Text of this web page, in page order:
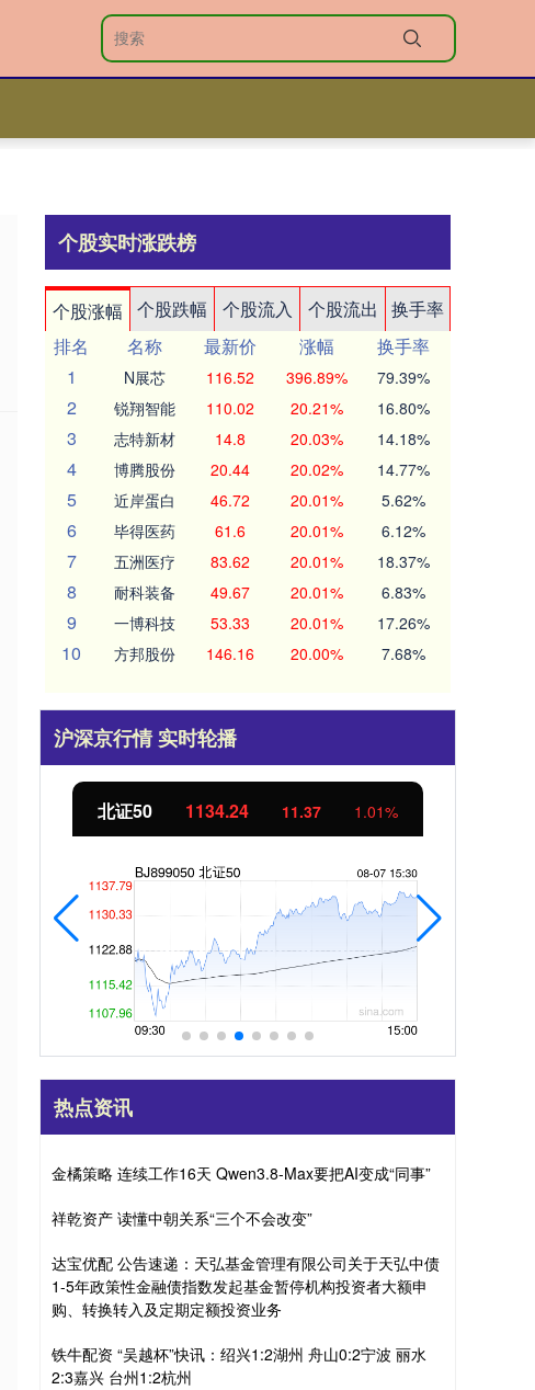
个股实时涨跌榜
个股涨幅 个股跌幅 个股流入 个股流出
换手率
排名
名称 最新价 涨幅
换手率
1
N展芯 116.52 396.89% 79.39%
2 锐翔智能 110.02 20.21% 16.80%
3 志特新材 14.8 20.03% 14.18%
4 博腾股份 20.44 20.02% 14.77%
5 近岸蛋白 46.72 20.01% 5.62%
6 毕得医药 61.6 20.01% 6.12%
7 五洲医疗 83.62 20.01% 18.37%
8 耐科装备 49.67 20.01% 6.83%
9 一博科技 53.33 20.01% 17.26%
10 方邦股份 146.16 20.00% 7.68%
沪深京行情 实时轮播
北证50 1134.24 11.37 1.01%
热点资讯
金橘策略 连续工作16天 Qwen3.8-Max要把AI变成“同事”
祥乾资产 读懂中朝关系“三个不会改变”
达宝优配 公告速递：天弘基金管理有限公司关于天弘中债
1-5年政策性金融债指数发起基金暂停机构投资者大额申
购、转换转入及定期定额投资业务
铁牛配资 “吴越杯”快讯：绍兴1:2湖州 舟山0:2宁波 丽水
2:3嘉兴 台州1:2杭州